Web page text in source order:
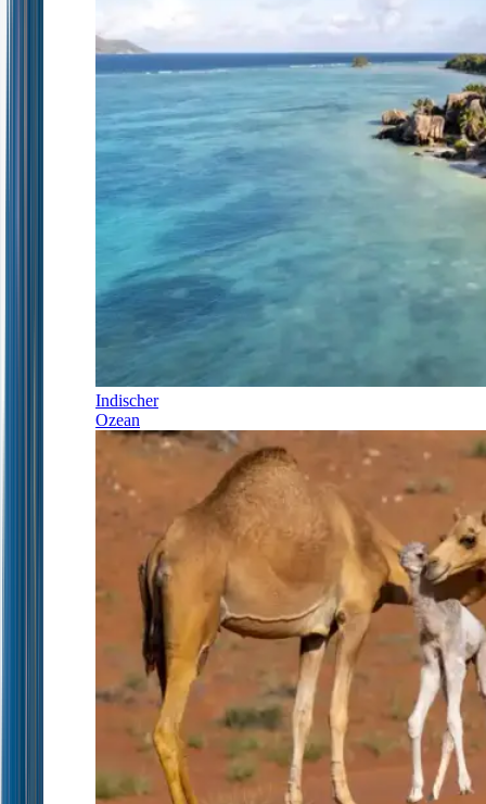
Indischer
Ozean